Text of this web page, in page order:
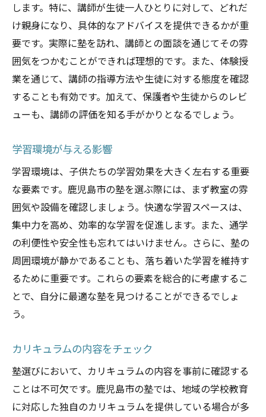
します。特に、講師が生徒一人ひとりに対して、どれだ
け親身になり、具体的なアドバイスを提供できるかが重
要です。実際に塾を訪れ、講師との面談を通じてその雰
囲気をつかむことができれば理想的です。また、体験授
業を通じて、講師の指導方法や生徒に対する態度を確認
することも有効です。加えて、保護者や生徒からのレビ
ューも、講師の評価を知る手がかりとなるでしょう。
学習環境が与える影響
学習環境は、子供たちの学習効果を大きく左右する重要
な要素です。鹿児島市の塾を選ぶ際には、まず教室の雰
囲気や設備を確認しましょう。快適な学習スペースは、
集中力を高め、効率的な学習を促進します。また、通学
の利便性や安全性も忘れてはいけません。さらに、塾の
周囲環境が静かであることも、落ち着いた学習を維持す
るために重要です。これらの要素を総合的に考慮するこ
とで、自分に最適な塾を見つけることができるでしょ
う。
カリキュラムの内容をチェック
塾選びにおいて、カリキュラムの内容を事前に確認する
ことは不可欠です。鹿児島市の塾では、地域の学校教育
に対応した独自のカリキュラムを提供している場合が多